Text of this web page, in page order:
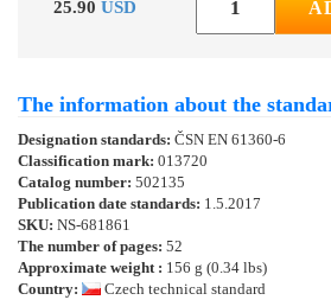
25.90 USD
The information about the
Designation standards: ČSN EN 61360-6
Classification mark: 013720
Catalog number: 502135
Publication date standards: 1.5.2017
SKU: NS-681861
The number of pages: 52
Approximate weight : 156 g (0.34 lbs)
Country:
Czech technical standard